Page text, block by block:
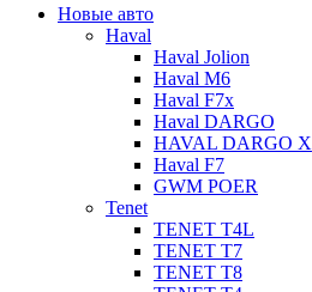
Новые авто
Haval
Haval Jolion
Haval M6
Haval F7x
Haval DARGO
HAVAL DARGO Х
Haval F7
GWM POER
Tenet
TENET T4L
TENET T7
TENET T8